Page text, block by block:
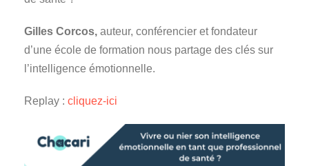
Gilles Corcos, auteur, conférencier et fondateur
d’une école de formation nous partage des clés sur
l’intelligence émotionnelle.
Replay : cliquez-ici